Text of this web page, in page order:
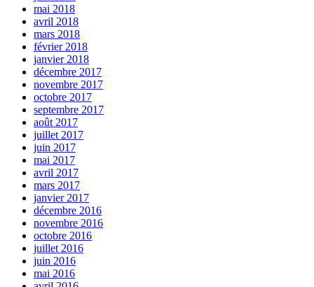
mai 2018
avril 2018
mars 2018
février 2018
janvier 2018
décembre 2017
novembre 2017
octobre 2017
septembre 2017
août 2017
juillet 2017
juin 2017
mai 2017
avril 2017
mars 2017
janvier 2017
décembre 2016
novembre 2016
octobre 2016
juillet 2016
juin 2016
mai 2016